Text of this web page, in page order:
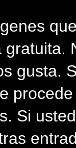
gusta.
Si